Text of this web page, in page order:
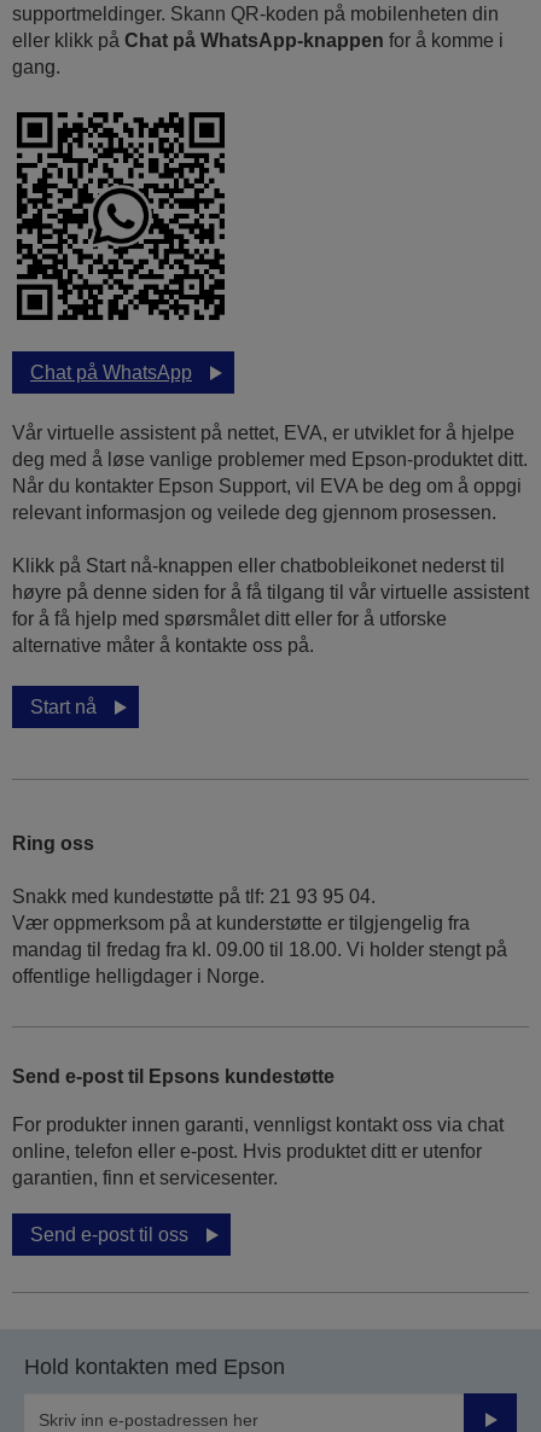
supportmeldinger. Skann QR-koden på mobilenheten din
eller klikk på Chat på WhatsApp-knappen for å komme i
gang.
Chat på WhatsApp
Vår virtuelle assistent på nettet, EVA, er utviklet for å hjelpe
deg med å løse vanlige problemer med Epson-produktet ditt.
Når du kontakter Epson Support, vil EVA be deg om å oppgi
relevant informasjon og veilede deg gjennom prosessen.
Klikk på Start nå-knappen eller chatbobleikonet nederst til
høyre på denne siden for å få tilgang til vår virtuelle assistent
for å få hjelp med spørsmålet ditt eller for å utforske
alternative måter å kontakte oss på.
Start nå
Ring oss
Snakk med kundestøtte på tlf: 21 93 95 04.
Vær oppmerksom på at kunderstøtte er tilgjengelig fra
mandag til fredag fra kl. 09.00 til 18.00. Vi holder stengt på
offentlige helligdager i Norge.
Send e-post til Epsons kundestøtte
For produkter innen garanti, vennligst kontakt oss via chat
online, telefon eller e-post. Hvis produktet ditt er utenfor
garantien, finn et servicesenter.
Send e-post til oss
Hold kontakten med Epson